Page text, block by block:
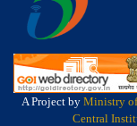
A Project by Ministry
Central